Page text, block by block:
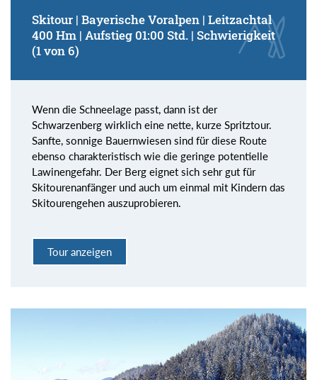
Skitour | Bayerische Voralpen | Leitzachtal
400 Hm | Aufstieg 01:00 Std. | Schwierigkeit
(1 von 6)
Wenn die Schneelage passt, dann ist der
Schwarzenberg wirklich eine nette, kurze Spritztour.
Sanfte, sonnige Bauernwiesen sind für diese Route
ebenso charakteristisch wie die geringe potentielle
Lawinengefahr. Der Berg eignet sich sehr gut für
Skitourenanfänger und auch um einmal mit Kindern das
Skitourengehen auszuprobieren.
Tour anzeigen